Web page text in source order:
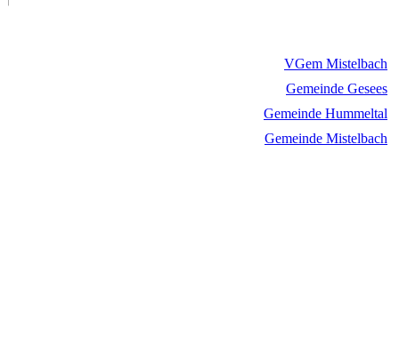
VGem Mistelbach
Gemeinde Gesees
Gemeinde Hummeltal
Gemeinde Mistelbach